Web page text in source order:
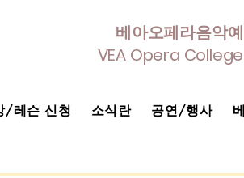
베아오페라음악
VEA Opera
/레슨 신청 소식란 공연/행사